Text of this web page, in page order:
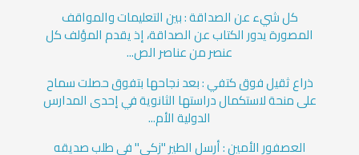
كل شيء عن الصداقة : بين التعليمات والمواقف
المصورة يدور الكتاب عن الصداقة، إذ يقدم المؤلف كل
عنصر من عناصر الص...
ذراع ثقيل فوق كتفي : بعد نجاحها بتفوق حصلت سماح
على منحة لاستكمال دراستها الثانوية في إحدى المدارس
الدولية الأم...
العصفور الأمين : أرسل الطير "زكي" في طلب صديقه